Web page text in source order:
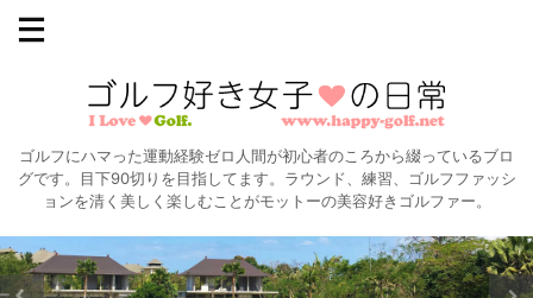
ゴルフにハマった運動経験ゼロ人間が初心者のころから綴っているブロ
グです。目下90切りを目指してます。ラウンド、練習、ゴルフファッシ
ョンを清く美しく楽しむことがモットーの美容好きゴルファー。